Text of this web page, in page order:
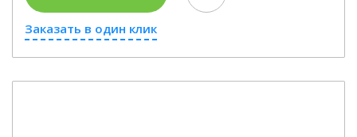
Заказать в один клик